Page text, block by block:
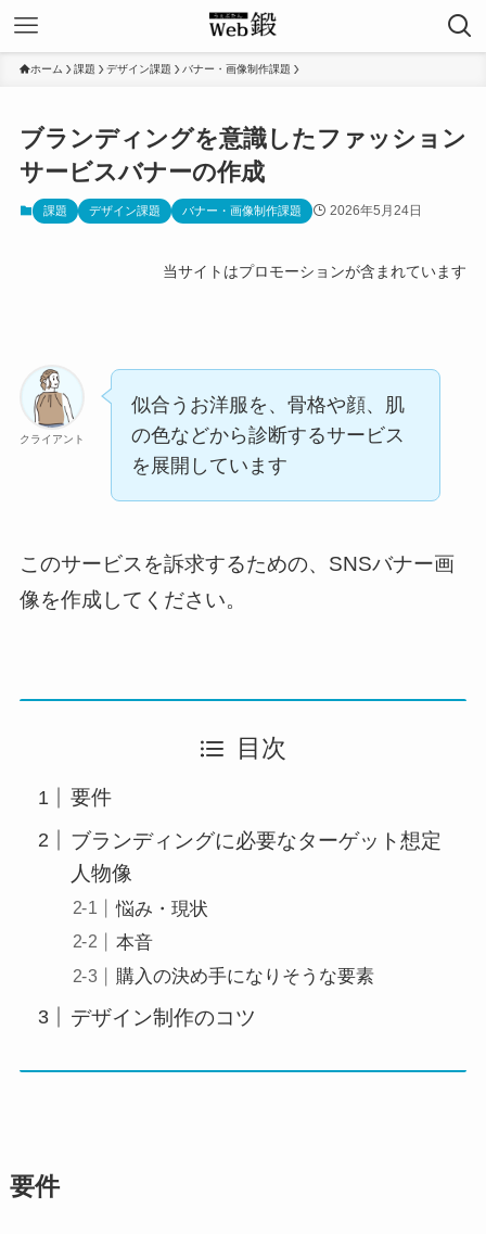
ホーム 課題 デザイン課題 バナー・画像制作課題
ブランディングを意識したファッション
サービスバナーの作成
課題 デザイン課題 バナー・画像制作課題 2026年5月24日
当サイトはプロモーションが含まれています
クライアント
似合うお洋服を、骨格や顔、肌
の色などから診断するサービス
を展開しています
このサービスを訴求するための、SNSバナー画
像を作成してください。
目次
要件
ブランディングに必要なターゲット想定
人物像
悩み・現状
本音
購入の決め手になりそうな要素
デザイン制作のコツ
要件